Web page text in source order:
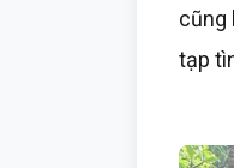
cũng
tạp